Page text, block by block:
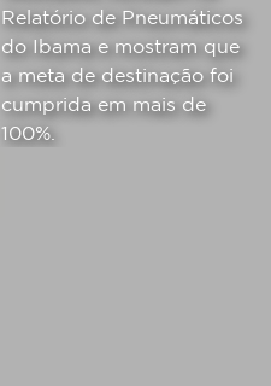
Relatório de Pneumáticos
do Ibama e mostram que
a meta de destinação foi
cumprida em mais de
100%.